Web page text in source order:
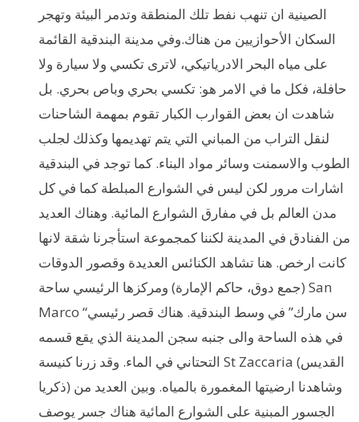
الصينية ان تنهب نفط تلك المنطقة وتدمر البيئة وتهجر
السكان الأحوازيين من هناك.وفي مدينة البندقية القائمة
على مياه البحر الادرياتيكي، لاترى تكسي ولا سيارة ولا
حافلة، فكل ما في الامر هو: تكسي بحري وباص بحري. بل
شاهدت ان بعض القوارب الكبار تقوم بمهمة الشاحنات
لنقل التراب من المباني التي يتم تهديمها وكذلك لجلب
الطوب والاسمنت وسائر مواد البناء. كما توجد في البندقية
اشارات مرور لكن ليس في الشوارع المبلطة كما في كل
مدن العالم بل في مفارق الشوارع المائية. وهناك العديد
من الفنادق في المدينة لكننا كمجموعة استأجرنا شقة لانها
كانت ارخص. هنا تشاهد الكنائس العديدة وقصور الدوقات
(جمع دوق، حاكم الإمارة) ومركزها الرئيسي ساحة San
Marco “سن مارك” في وسط البندقية. هناك قصر رئيسي
في هذه الساحة والى جنبه سجن المدينة الذي يقع قسمه
التحتاني في الماء. وقد زرنا كنيسة St Zaccaria (القديس
ذكريا) وشاهدنا ارضيتها المغمورة بالمياه. وبين العديد من
الجسور المبنية على الشوارع المائية هناك جسر يوصف